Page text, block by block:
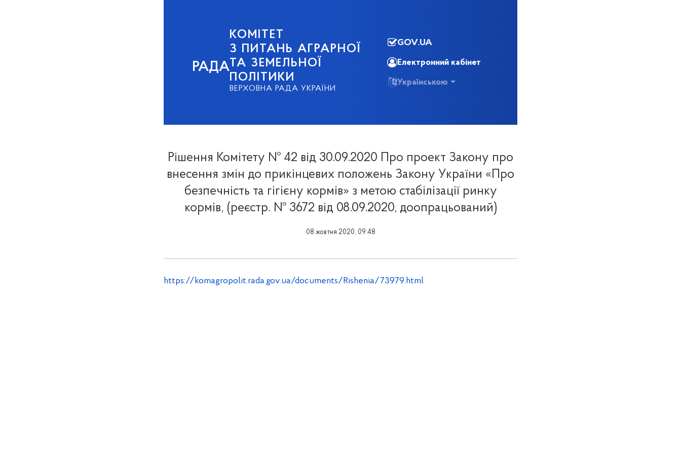
РАДА
КОМІТЕТ
З ПИТАНЬ АГРАРНОЇ
ТА ЗЕМЕЛЬНОЇ
ПОЛІТИКИ
ВЕРХОВНА РАДА УКРАЇНИ
GOV.UA
Електронний кабінет
Українською
Рішення Комітету № 42 від 30.09.2020 Про проект Закону про
внесення змін до прикінцевих положень Закону України «Про
безпечність та гігієну кормів» з метою стабілізації ринку
кормів, (реєстр. № 3672 від 08.09.2020, доопрацьований)
08 жовтня 2020, 09:48
https://komagropolit.rada.gov.ua/documents/Rishenia/73979.html